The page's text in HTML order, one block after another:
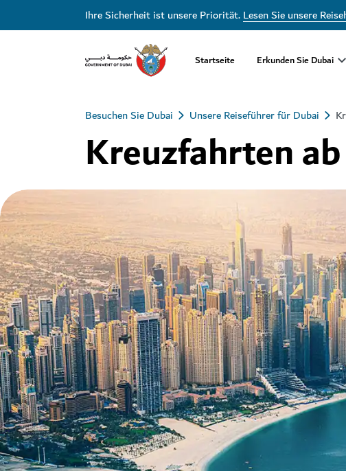
Ihre Sicherheit ist unsere Priorität.Lesen Sie unsere
Startseite Erkunden Sie Dubai
Besuchen Sie Dubai Unsere Reiseführer für Dubai
Kreuzfahrten